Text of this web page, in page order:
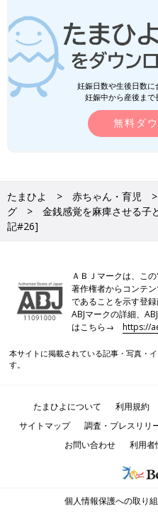
妊娠日数や生後日数
妊娠中から産後まで
無料ダ
たまひよ 赤ちゃん・育児
グ
金銭感覚を麻痺させる子
記#26]
ＡＢＪマークは、こ
著作権者からコンテ
であることを示す登
ABJマークの詳細、
はこちら→https://
本サイトに掲載されている記事・写真・
す。
たまひよについて 利用規約
サイトマップ
調査・プレスリリ
お問い合わせ
利用者
個人情報保護への取り